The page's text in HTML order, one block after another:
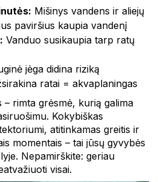
Mišinys vandens ir aliejų
paviršius kaupia vandenį
Vanduo susikaupia tarp ratų
jėga didina riziką
ratai = akvaplaningas
– rimta grėsmė, kurią galima
Kokybiškas
atitinkamas greitis ir
momentais – tai jūsų gyvybės
Nepamirškite: geriau
visai.